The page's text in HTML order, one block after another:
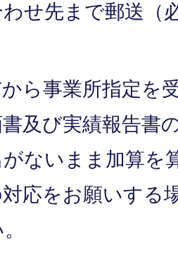
せ先まで郵送（
ら事業所指定を
及び実績報告書
ないまま加算を
応をお願いする